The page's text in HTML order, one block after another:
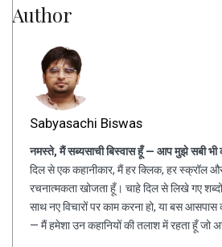
Author
Sabyasachi Biswas
नमस्ते, मैं सब्यसाची बिस्वास हूँ — आप मुझे सबी
दिल से एक कहानीकार, मैं हर क्लिक, हर स्क्रॉल
रचनात्मकता खोजता हूँ। चाहे दिल से लिखे गए
साथ नए विचारों पर काम करना हो, या बस
— मैं हमेशा उन कहानियों की तलाश में रहता हूँ जो